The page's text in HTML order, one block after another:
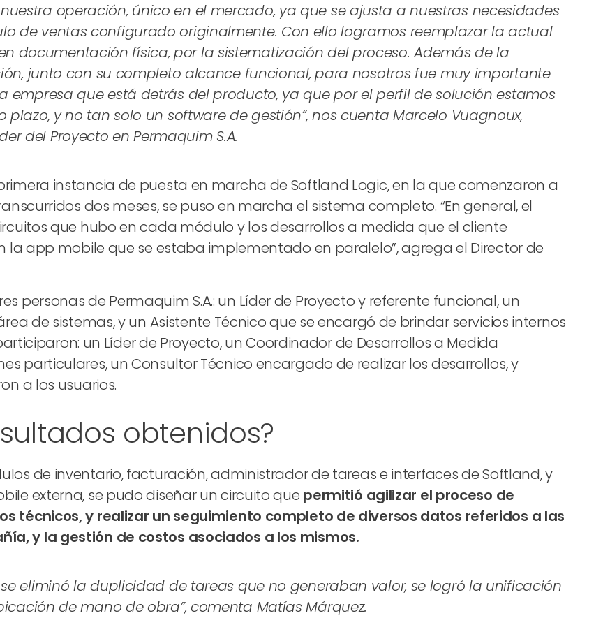
operación, único en el mercado, ya que se ajusta a nuestras necesidades
de ventas configurado originalmente. Con ello logramos reemplazar la actual
documentación física, por la sistematización del proceso. Además de la
junto con su completo alcance funcional, para nosotros fue muy importante
empresa que está detrás del producto, ya que por el perfil de solución estamos
y no tan solo un software de gestión”, nos cuenta Marcelo Vuagnoux,
del Proyecto en Permaquim S.A.
instancia de puesta en marcha de Softland Logic, en la que comenzaron a
dos meses, se puso en marcha el sistema completo. “En general, el
que hubo en cada módulo y los desarrollos a medida que el cliente
app mobile que se estaba implementado en paralelo”, agrega el Director de
de Permaquim S.A.: un Líder de Proyecto y referente funcional, un
de sistemas, y un Asistente Técnico que se encargó de brindar servicios internos
un Líder de Proyecto, un Coordinador de Desarrollos a Medida
particulares, un Consultor Técnico encargado de realizar los desarrollos, y
a los usuarios.
obtenidos?
de inventario, facturación, administrador de tareas e interfaces de Softland, y
externa, se pudo diseñar un circuito que permitió agilizar el proceso de
técnicos, y realizar un seguimiento completo de diversos datos referidos a las
y la gestión de costos asociados a los mismos.
eliminó la duplicidad de tareas que no generaban valor, se logró la unificación
de mano de obra”, comenta Matías Márquez.